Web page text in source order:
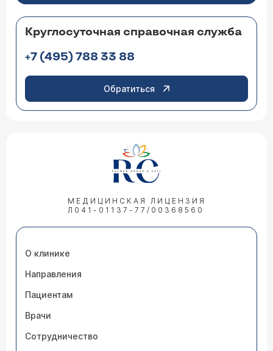
Круглосуточная справочная служба
+7 (495) 788 33 88
Обратиться
МЕДИЦИНСКАЯ ЛИЦЕНЗИЯ
Л041-01137-77/00368560
О клинике
Направления
Пациентам
Врачи
Сотрудничество